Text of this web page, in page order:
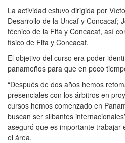
La actividad estuvo dirigida por
Desarrollo de la Uncaf y Concacaf;
técnico de la Fifa y Concacaf, así
físico de Fifa y Concacaf.
El objetivo del curso era poder
panameños para que en poco
“Después de dos años hemos
presenciales con los árbitros en
cursos hemos comenzado en
buscan ser silbantes
aseguró que es importante trabajar
el área.